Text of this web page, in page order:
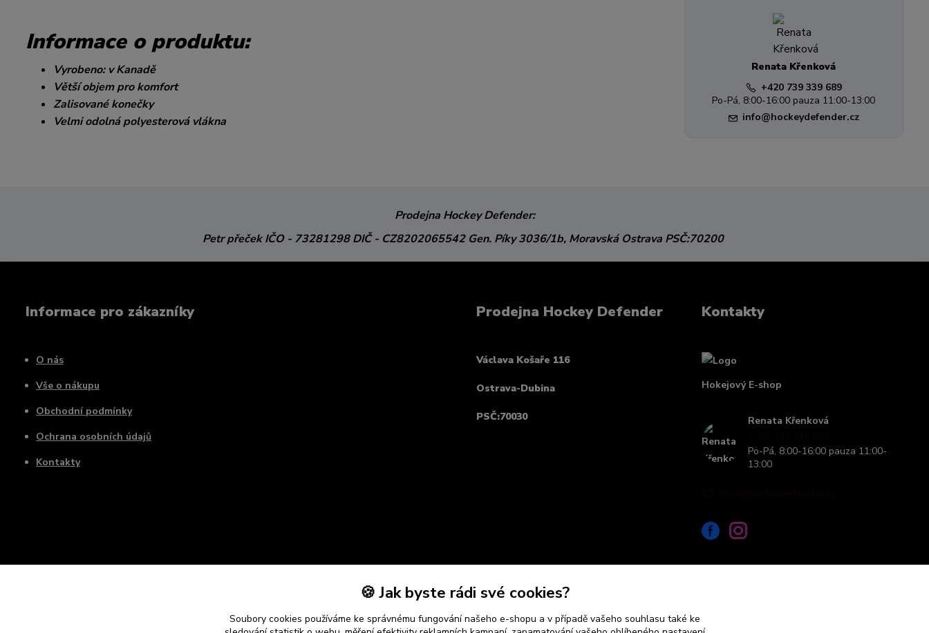
Informace o produktu:
Vyrobeno: v Kanadě
Větší objem pro komfort
Zalisované konečky
Velmi odolná polyesterová vlákna
Renata Křenková
+420 739 339 689
Po-Pá, 8:00-16:00 pauza 11:00-13:00
info@hockeydefender.cz
Prodejna Hockey Defender:
Petr přečekIČO - 73281298DIČ - CZ8202065542 Gen. Píky 3036/1b, Moravská Ostrava PSČ:70200
Informace pro zákazníky
O nás
Vše o nákupu
Obchodní podmínky
Ochrana osobních údajů
Kontakty
Prodejna Hockey Defender
Václava Košaře 116
Ostrava-Dubina
PSČ:70030
Kontakty
Hokejový E-shop
Renata Křenková
Po-Pá, 8:00-16:00 pauza 11:00-
13:00
🍪 Jak byste rádi své cookies?
Soubory cookies používáme ke správnému fungování našeho e-shopu a v případě vašeho souhlasu také ke